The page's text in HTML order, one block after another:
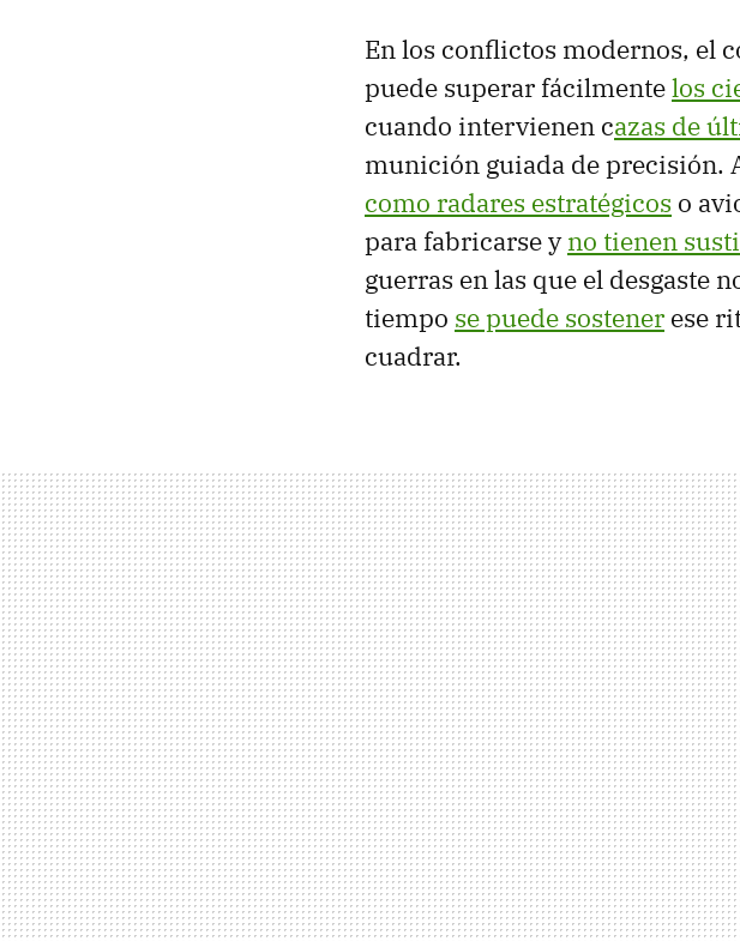
En los conflictos modernos, el
puede superar fácilmentelos
cuando intervienen cazas de
munición guiada de precisión.
como radares estratégicos o
para fabricarse yno tienen
guerras en las que el desgaste
tiempo se puede sostener ese
cuadrar.